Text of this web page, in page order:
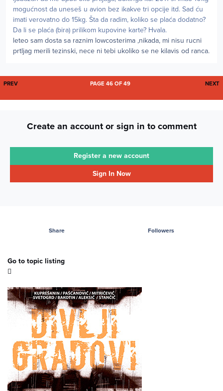
mogućnost da uneseš u avion bez ikakve tri opcije itd. Sad ću
imati verovatno do 15kg. Šta da radim, koliko se plaća dodatno?
Da li se plaća (bira) prilikom kupovine karte? Hvala.
leteo sam dosta sa raznim lowcosterima ,nikada, mi nisu rucni
prtljag merili tezinski, nece ni tebi ukoliko se ne kilavis od ranca.
FIRST PAGE
PREV NEXT
PAGE 46 OF 49
Create an account or sign in to comment
Register a new account
Sign In Now
Share Followers
Go to topic listing